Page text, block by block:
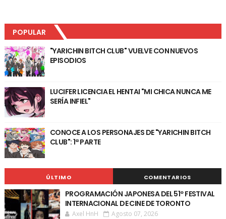
POPULAR
"YARICHIN BITCH CLUB" VUELVE CON NUEVOS
EPISODIOS
LUCIFER LICENCIA EL HENTAI "MI CHICA NUNCA ME
SERÍA INFIEL"
CONOCE A LOS PERSONAJES DE "YARICHIN BITCH
CLUB": 1ª PARTE
ÚLTIMO COMENTARIOS
PROGRAMACIÓN JAPONESA DEL 51º FESTIVAL
INTERNACIONAL DE CINE DE TORONTO
Axel HnH Agosto 07, 2026